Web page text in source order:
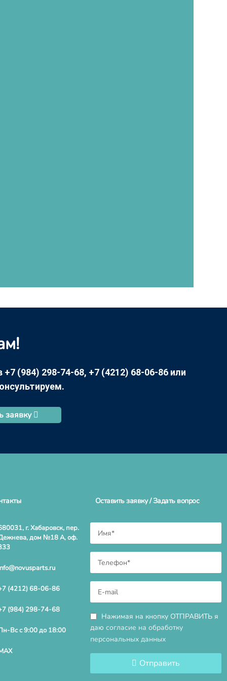
(984) 298-74-68, +7 (4212) 68-06-86 или
заявку
г. Хабаровск, пер.
дом №18 А, оф.
(4212) 68-06-86
(984) 298-74-68
Вс с 9:00 до 18:00
Оставить заявку / Задать вопрос
Нажимая на кнопку ОТПРАВИТЬ я
даю согласие на обработку
персональных данных
Отправить